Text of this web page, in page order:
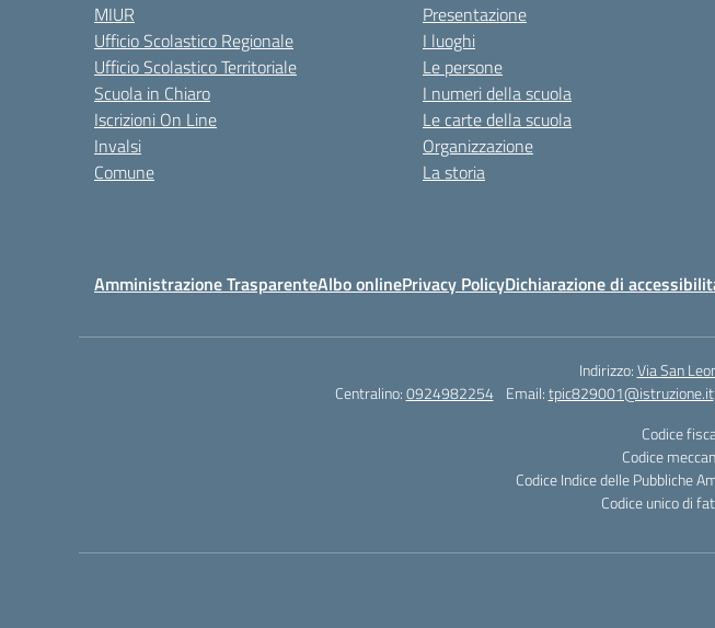
MIUR
Ufficio Scolastico Regionale
Ufficio Scolastico Territoriale
Scuola in Chiaro
Iscrizioni On Line
Invalsi
Comune
Presentazione
I luoghi
Le persone
I numeri della scuola
Le carte della scuola
Organizzazione
La storia
Amministrazione TrasparenteAlbo onlinePrivacy PolicyDichiarazione di
Indirizzo:Via San
Centralino:0924982254 Email:tpic829001@istruzione.it
Codice
Codice
Codice Indice delle Pubbliche
Codice unico di